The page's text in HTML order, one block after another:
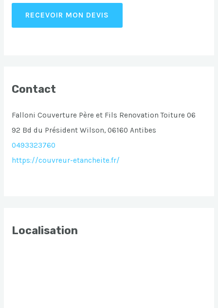
RECEVOIR MON DEVIS
Contact
Falloni Couverture Père et Fils Renovation Toiture 06
92 Bd du Président Wilson, 06160 Antibes
0493323760
https://couvreur-etancheite.fr/
Localisation